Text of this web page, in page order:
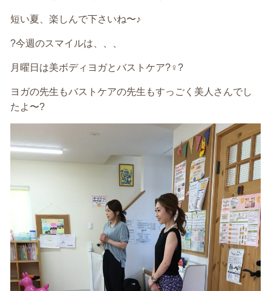
短い夏、楽しんで下さいね〜♪
?今週のスマイルは、、、
月曜日は美ボディヨガとバストケア?‍♀️?
ヨガの先生もバストケアの先生もすっごく美人さんでし
たよ〜?